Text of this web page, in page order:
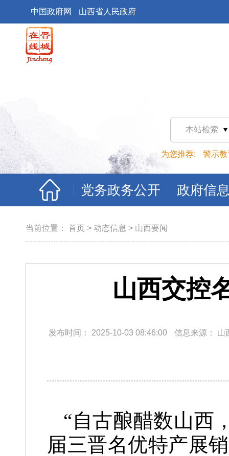
中国政府网 山西省人民政府
本站检索
为您推荐: 警示教
党务政务公开 政府信
当前位置： 首页 > 动态信息 > 山西要闻
山西交控
发布时间： 2025-10-03 08:46:00 信息来源： 山
“自古酿醋数山西
届三晋名优特产展